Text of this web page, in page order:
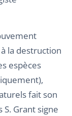
la destruction
espèces
fait son
S. Grant signe